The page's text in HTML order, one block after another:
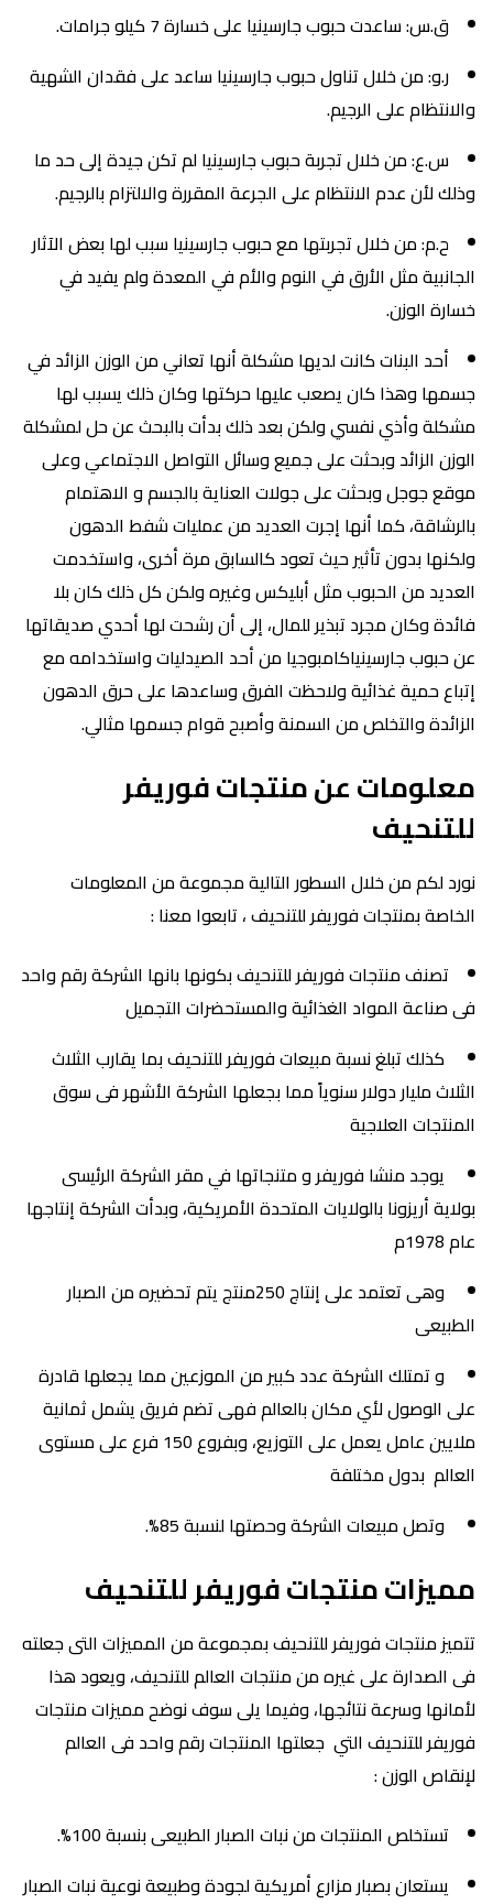
ق.س: ساعدت حبوب جارسينيا على خسارة 7 كيلو جرامات.
ر.و: من خلال تناول حبوب جارسينيا ساعد على فقدان الشهية
والانتظام على الرجيم.
س.ع: من خلال تجربة حبوب جارسينيا لم تكن جيدة إلى حد ما
وذلك لأن عدم الانتظام على الجرعة المقررة والالتزام بالرجيم.
ح.م: من خلال تجربتها مع حبوب جارسينيا سبب لها بعض الآثار
الجانبية مثل الأرق في النوم والأم في المعدة ولم يفيد في
خسارة الوزن.
أحد البنات كانت لديها مشكلة أنها تعاني من الوزن الزائد في
جسمها وهذا كان يصعب عليها حركتها وكان ذلك يسبب لها
مشكلة وأذي نفسي ولكن بعد ذلك بدأت بالبحث عن حل لمشكلة
الوزن الزائد وبحثت على جميع وسائل التواصل الاجتماعي وعلى
موقع جوجل وبحثت على جولات العناية بالجسم و الاهتمام
بالرشاقة، كما أنها إجرت العديد من عمليات شفط الدهون
ولكنها بدون تأثير حيث تعود كالسابق مرة أخرى، واستخدمت
العديد من الحبوب مثل أبليكس وغيره ولكن كل ذلك كان بلا
فائدة وكان مجرد تبذير للمال، إلى أن رشحت لها أحدي صديقاتها
عن حبوب جارسينياكامبوجيا من أحد الصيدليات واستخدامه مع
إتباع حمية غذائية ولاحظت الفرق وساعدها على حرق الدهون
الزائدة والتخلص من السمنة وأصبح قوام جسمها مثالي.
معلومات عن منتجات فوريفر
للتنحيف
نورد لكم من خلال السطور التالية مجموعة من المعلومات
الخاصة بمنتجات فوريفر للتنحيف ، تابعوا معنا :
تصنف منتجات فوريفر للتنحيف بكونها بانها الشركة رقم واحد
فى صناعة المواد الغذائية والمستحضرات التجميل
كذلك تبلغ نسبة مبيعات فوريفر للتنحيف بما يقارب الثلاث
الثلاث مليار دولار سنوياً مما بجعلها الشركة الأشهر فى سوق
المنتجات العلاجية
يوجد منشا فوريفر و متنجاتها في مقر الشركة الرئيسى
بولاية أريزونا بالولايات المتحدة الأمريكية، وبدأت الشركة إنتاجها
عام 1978م
وهى تعتمد على إنتاج 250منتج يتم تحضيره من الصبار
الطبيعى
و تمتلك الشركة عدد كبير من الموزعين مما يجعلها قادرة
على الوصول لأي مكان بالعالم فهى تضم فريق يشمل ثمانية
ملايين عامل يعمل على التوزيع، وبفروع 150 فرع على مستوى
العالم بدول مختلفة
وتصل مبيعات الشركة وحصتها لنسبة 85%.
مميزات منتجات فوريفر للتنحيف
تتميز منتجات فوريفر للتنحيف بمجموعة من المميزات التى جعلته
فى الصدارة على غيره من منتجات العالم للتنحيف، ويعود هذا
لأمانها وسرعة نتائجها، وفيما يلى سوف نوضح مميزات منتجات
فوريفر للتنحيف التي جعلتها المنتجات رقم واحد فى العالم
لإنقاص الوزن :
تستخلص المنتجات من نبات الصبار الطبيعى بنسبة 100%.
يستعان بصبار مزارع أمريكية لجودة وطبيعة نوعية نبات الصبار